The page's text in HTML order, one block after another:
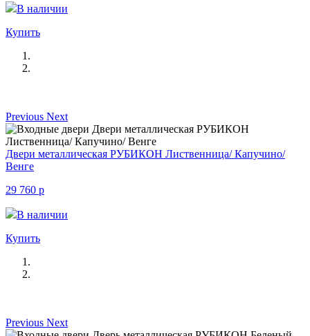
В наличии
Купить
Previous Next
Двери металлическая РУБИКОН Лиственница/ Капучино/
Венге
29 760 p
В наличии
Купить
Previous Next